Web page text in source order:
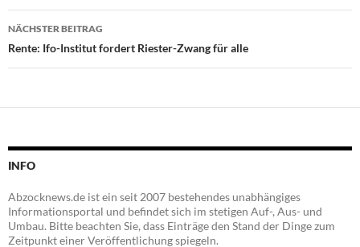
NÄCHSTER BEITRAG
Rente: Ifo-Institut fordert Riester-Zwang für alle
INFO
Abzocknews.de ist ein seit 2007 bestehendes unabhängiges
Informationsportal und befindet sich im stetigen Auf-, Aus- und
Umbau. Bitte beachten Sie, dass Einträge den Stand der Dinge zum
Zeitpunkt einer Veröffentlichung spiegeln.